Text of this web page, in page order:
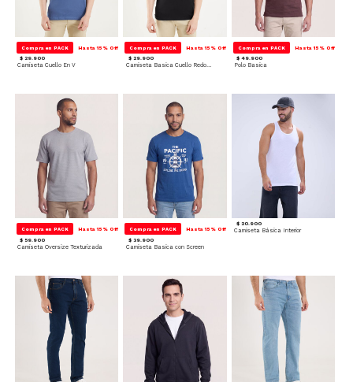
Compra en PACK Hasta 15% Off
$ 29.900
Camiseta Cuello En V
Compra en PACK Hasta 15% Off
$ 29.900
Camiseta Basica Cuello Redondo
Compra en PACK Hasta 15% Off
$ 49.900
Polo Basica
Compra en PACK Hasta 15% Off
$ 59.900
Camiseta Oversize Texturizada
Compra en PACK Hasta 15% Off
$ 39.900
Camiseta Basica con Screen
$ 20.900
Camiseta Básica Interior